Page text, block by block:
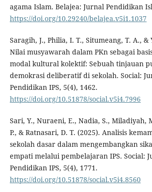
agama Islam. Belajea: Jurnal Pendidikan
https://doi.org/10.29240/belajea.v5i1.1037
Saragih, J., Philia, I. T., Situmeang, T. A., &
Nilai musyawarah dalam PKn sebagai
modal kultural kolektif: Sebuah tinjauan
demokrasi deliberatif di sekolah. Social:
Pendidikan IPS, 5(4), 1462.
https://doi.org/10.51878/social.v5i4.7996
Sari, Y., Nuraeni, E., Nadia, S., Miladiyah,
P., & Ratnasari, D. T. (2025). Analisis
sekolah dasar dalam mengembangkan
empati melalui pembelajaran IPS. Social:
Pendidikan IPS, 5(4), 1771.
https://doi.org/10.51878/social.v5i4.8560